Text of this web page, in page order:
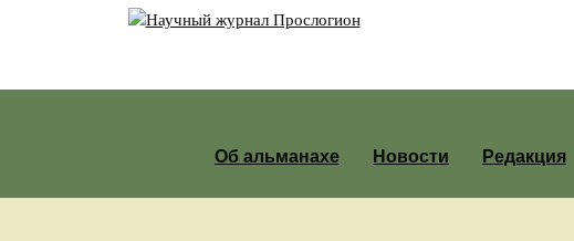
Об альманахе Новости Редакция